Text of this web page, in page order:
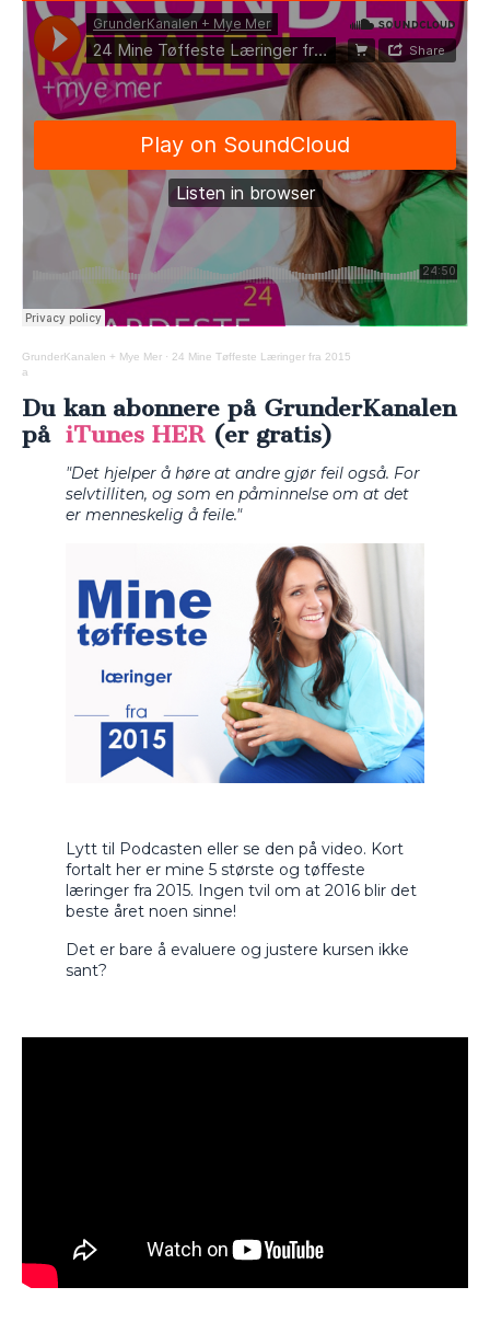
GrunderKanalen + Mye Mer · 24 Mine Tøffeste Læringer fra 2015
a
Du kan abonnere på GrunderKanalen
på iTunes HER(er gratis)
"Det hjelper å høre at andre gjør feil også. For
selvtilliten, og som en påminnelse om at det
er menneskelig å feile."
Lytt til Podcasten eller se den på video. Kort
fortalt her er mine 5 største og tøffeste
læringer fra 2015. Ingen tvil om at 2016 blir det
beste året noen sinne!
Det er bare å evaluere og justere kursen ikke
sant?